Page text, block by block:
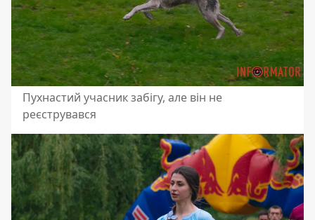
Пухнастий учасник забігу, але він не
реєструвався